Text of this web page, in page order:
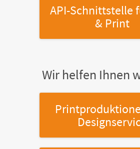
API-Schnittstelle
& Print
Wir helfen Ihnen